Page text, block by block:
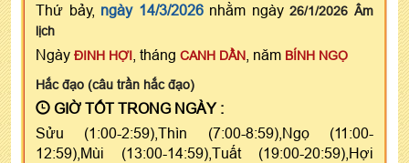
Thứ bảy, ngày 14/3/2026nhằm ngày26/1/2026 Âm
lịch
Ngày ĐINH HỢI , tháng CANH DẦN , năm BÍNH NGỌ
Hắc đạo (câu trần hắc đạo)
GIỜ TỐT TRONG NGÀY :
Sửu (1:00-2:59),Thìn (7:00-8:59),Ngọ (11:00-
12:59),Mùi (13:00-14:59),Tuất (19:00-20:59),Hợi